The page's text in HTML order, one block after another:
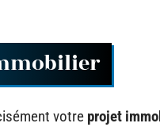
votre projet